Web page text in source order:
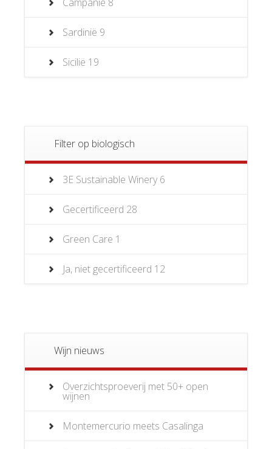
Sardinië 9
Sicilië 19
Filter op biologisch
3E Sustainable Winery 6
Gecertificeerd 28
Green Care 1
Ja, niet gecertificeerd 12
Wijn nieuws
Overzichtsproeverij met 50+ open
wijnen
Montemercurio meets Casalinga